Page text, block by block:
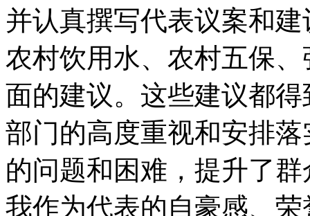
并认真撰写代表议案和
农村饮用水、农村五保
面的建议。这些建议都
部门的高度重视和安排
的问题和困难，提升了
我作为代表的自豪感、